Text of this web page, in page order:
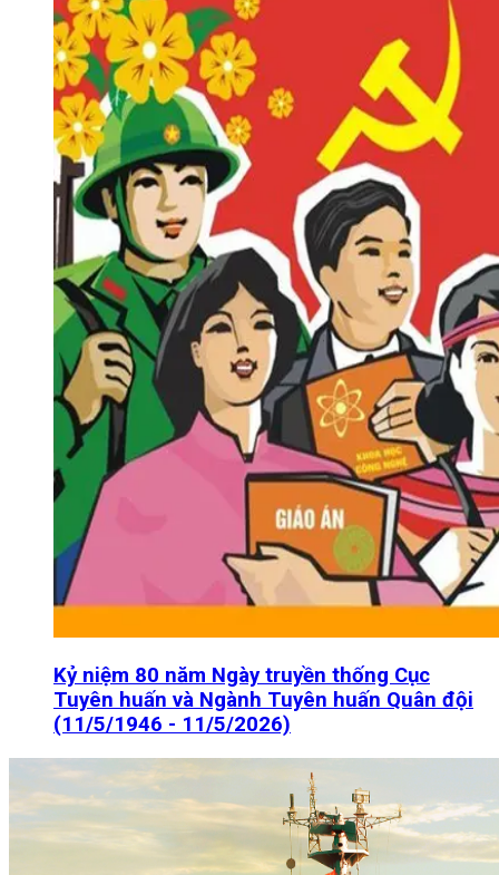
Kỷ niệm 80 năm Ngày truyền thống Cục
Tuyên huấn và Ngành Tuyên huấn Quân đội
(11/5/1946 - 11/5/2026)